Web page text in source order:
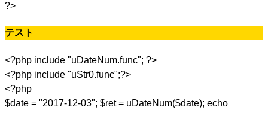
?>
テスト
<?php include "uDateNum.func"; ?>
<?php include "uStr0.func";?>
<?php
$date = "2017-12-03"; $ret = uDateNum($date); echo